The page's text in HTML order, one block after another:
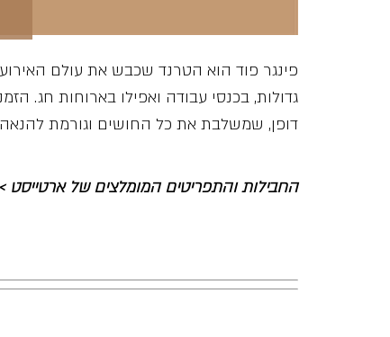
פינגר פוד הוא הטרנד שכבש את עולם
גדולות, בכנסי עבודה ואפילו בארוחות חג.
דופן, שמשלבת את כל החושים וגורמת
החבילות והתפריטים המומלצים של ארטייסט